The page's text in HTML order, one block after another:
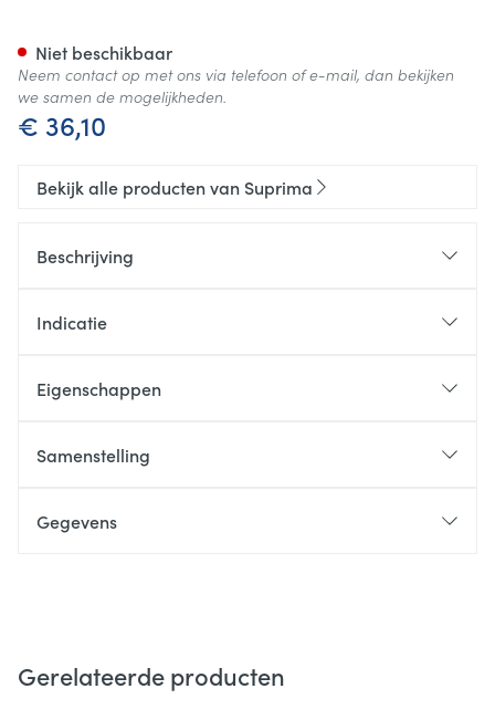
€ 36,10
Niet beschikbaar
Neem contact op met ons via telefoon of e-mail, dan bekijken
we samen de mogelijkheden.
Bekijk alle producten van Suprima
Beschrijving
Indicatie
Eigenschappen
Samenstelling
Gegevens
Gerelateerde producten